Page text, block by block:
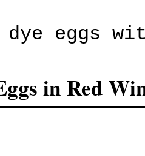
dye eggs
in Red